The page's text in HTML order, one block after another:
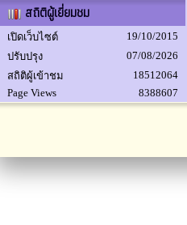
สถิติผู้เยี่ยมชม
เปิดเว็บไซต์
19/10/2015
ปรับปรุง
07/08/2026
สถิติผู้เข้าชม
18512064
Page Views
8388607